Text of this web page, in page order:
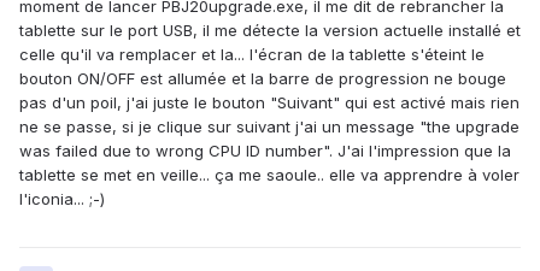
moment de lancer PBJ20upgrade.exe, il me dit de rebrancher la
tablette sur le port USB, il me détecte la version actuelle installé et
celle qu'il va remplacer et la... l'écran de la tablette s'éteint le
bouton ON/OFF est allumée et la barre de progression ne bouge
pas d'un poil, j'ai juste le bouton "Suivant" qui est activé mais rien
ne se passe, si je clique sur suivant j'ai un message "the upgrade
was failed due to wrong CPU ID number". J'ai l'impression que la
tablette se met en veille... ça me saoule.. elle va apprendre à voler
l'iconia... ;-)